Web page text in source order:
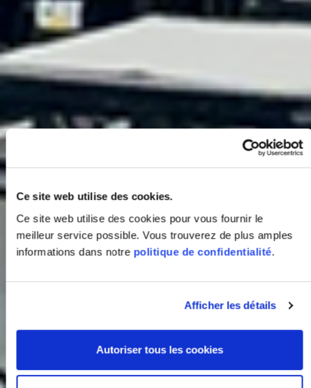
Ce site web utilise des cookies.
Ce site web utilise des cookies pour vous fournir le
meilleur service possible. Vous trouverez de plus amples
informations dans notre politique de confidentialité.
Afficher les détails
Autoriser tous les cookies